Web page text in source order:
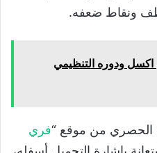
ونقاط ضعفه.
اكسل ودوره التنظيمي
الحصري من موقع “فري